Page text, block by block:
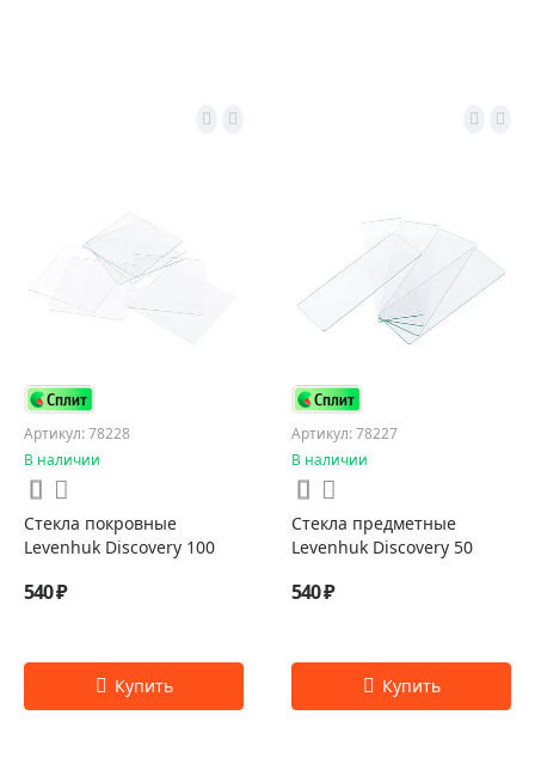
Артикул: 78228
В наличии
Стекла покровные
Levenhuk Discovery 100
540 ₽
Артикул: 78227
В наличии
Стекла предметные
Levenhuk Discovery 50
540 ₽